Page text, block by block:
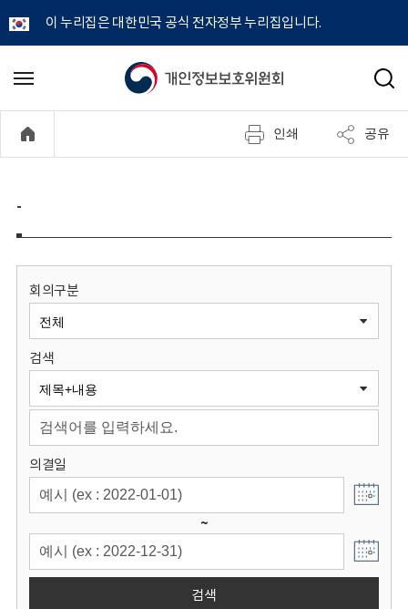
이 누리집은 대한민국 공식 전자정부 누리집입니다.
개
정
보
원
회
메
기
검
인쇄 공유
-
회의구분
검색
의결일
~
검색